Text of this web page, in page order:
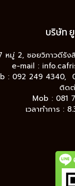
บริษัท
หมู่ 2, ซอยวิภาวดีรั
e-mail :
: 092 249 4340,
ติด
Mob : 081
เวลาทำการ :